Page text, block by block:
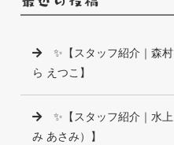
✨【スタッフ紹介｜森
ら えつこ】
✨【スタッフ紹介｜水
み あさみ）】